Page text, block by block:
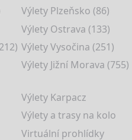
Výlety Plzeňsko (86)
Výlety Ostrava (133)
Výlety Vysočina (251)
Výlety Jižní Morava (755)
Výlety Karpacz
Výlety a trasy na kolo
Virtuální prohlídky